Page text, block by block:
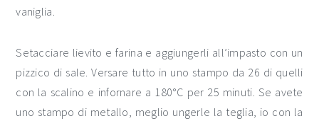
vaniglia.
Setacciare lievito e farina e aggiungerli all’impasto con un
pizzico di sale. Versare tutto in uno stampo da 26 di quelli
con la scalino e infornare a 180°C per 25 minuti. Se avete
uno stampo di metallo, meglio ungerle la teglia, io con la